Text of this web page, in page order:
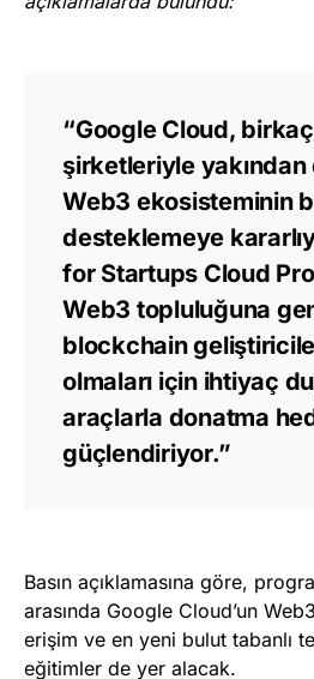
“Google Cloud, birkaç
şirketleriyle yakından
Web3 ekosisteminin
desteklemeye
for Startups Cloud
Web3 topluluğuna
blockchain
olmaları için ihtiyaç
araçlarla donatma
güçlendiriyor.”
Basın açıklamasına göre,
arasında Google Cloud’un
erişim ve en yeni bulut tabanlı
eğitimler de yer alacak.